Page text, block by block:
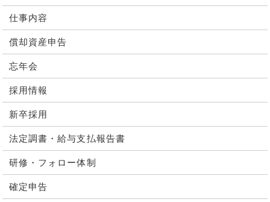
仕事内容
償却資産申告
忘年会
採用情報
新卒採用
法定調書・給与支払報告書
研修・フォロー体制
確定申告